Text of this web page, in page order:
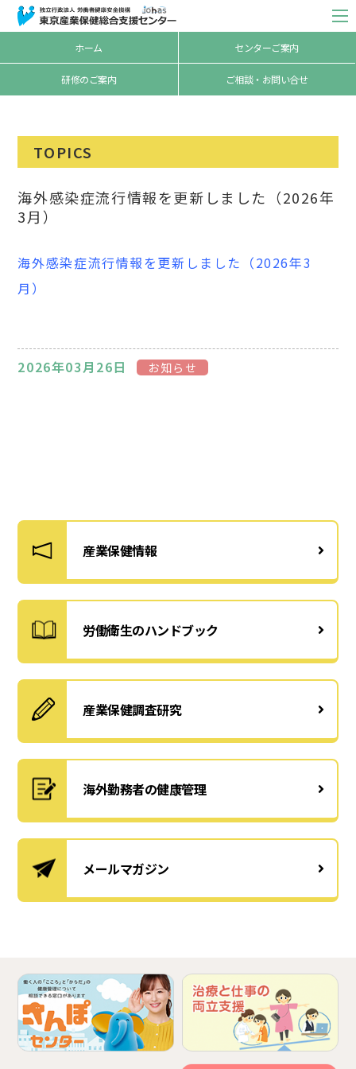
ホーム センターご案内
研修のご案内 ご相談・お問い合せ
TOPICS
海外感染症流行情報を更新しました（2026年
3月）
海外感染症流行情報を更新しました（2026年3
月）
2026年03月26日 お知らせ
産業保健情報
労働衛生のハンドブック
産業保健調査研究
海外勤務者の健康管理
メールマガジン